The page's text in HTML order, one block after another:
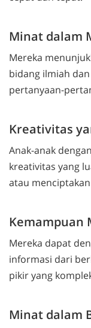
Minat dalam
Mereka
bidang ilmiah
pertanyaan-
Kreativitas
Anak-anak
kreativitas yang
atau
Kemampuan
Mereka dapat
informasi dari
pikir yang
Minat dalam